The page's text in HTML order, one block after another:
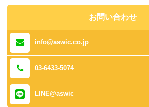
お問い合わせ
info@aswic.co.jp
03-6433-5074
LINE@aswic